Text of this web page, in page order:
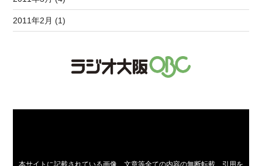
2011年2月 (1)
本サイトに記載されている画像、文章等全ての内容の無断転載、引用を